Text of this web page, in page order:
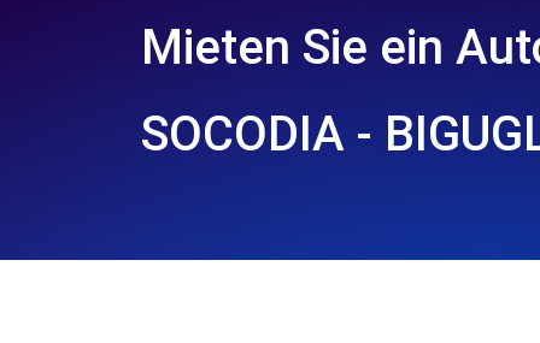
Mieten Sie ein
SOCODIA -